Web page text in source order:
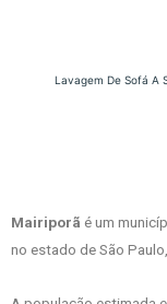
Lavagem De Sofá A
Mairiporã é um
no estado de São